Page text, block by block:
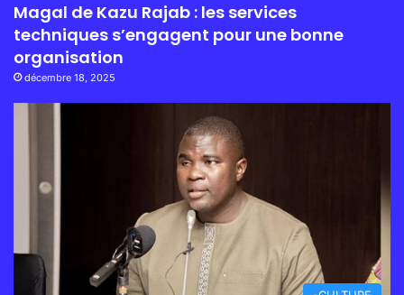
Magal de Kazu Rajab : les services
techniques s’engagent pour une bonne
organisation
décembre 18, 2025